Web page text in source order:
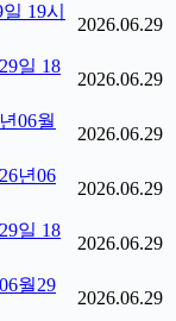
19시
2026.06.29
일 18
2026.06.29
06월
2026.06.29
년06
2026.06.29
일 18
2026.06.29
월29
2026.06.29